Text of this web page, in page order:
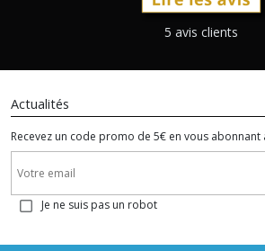
5 avis clients
Actualités
Recevez un code promo de 5€ en vous abonnant
Je ne suis pas un robot